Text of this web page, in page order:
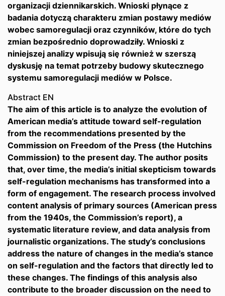
organizacji dziennikarskich. Wnioski płynące z
badania dotyczą charakteru zmian postawy mediów
wobec samoregulacji oraz czynników, które do tych
zmian bezpośrednio doprowadziły. Wnioski z
niniejszej analizy wpisują się również w szerszą
dyskusję na temat potrzeby budowy skutecznego
systemu samoregulacji mediów w Polsce.
Abstract EN
The aim of this article is to analyze the evolution of
American media’s attitude toward self-regulation
from the recommendations presented by the
Commission on Freedom of the Press (the Hutchins
Commission) to the present day. The author posits
that, over time, the media’s initial skepticism towards
self-regulation mechanisms has transformed into a
form of engagement. The research process involved
content analysis of primary sources (American press
from the 1940s, the Commission’s report), a
systematic literature review, and data analysis from
journalistic organizations. The study’s conclusions
address the nature of changes in the media’s stance
on self-regulation and the factors that directly led to
these changes. The findings of this analysis also
contribute to the broader discussion on the need to